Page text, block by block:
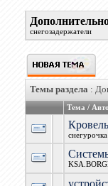
снегозадержатели
Темы раздела:
Тема /
снегурочка